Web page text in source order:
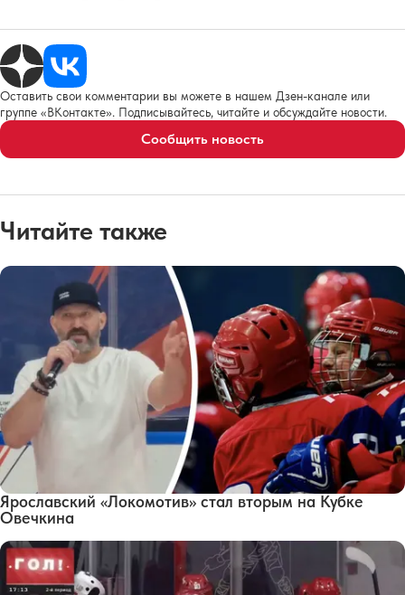
Оставить свои комментарии вы можете в нашем Дзен-канале или
группе «ВКонтакте». Подписывайтесь, читайте и обсуждайте новости.
Сообщить новость
Читайте также
Ярославский «Локомотив» стал вторым на Кубке
Овечкина